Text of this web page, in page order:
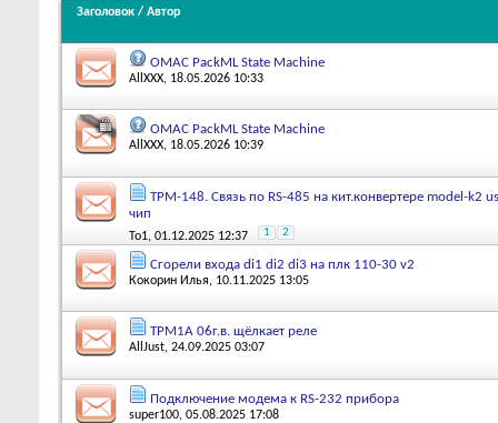
Заголовок / Автор
OMAC PackML State Machine
AllXXX, 18.05.2026 10:33
OMAC PackML State Machine
AllXXX, 18.05.2026 10:39
ТРМ-148. Связь по RS-485 на кит.конвертере model-k2
чип
To1, 01.12.2025 12:37 1 2
Сгорели входа di1 di2 di3 на плк 110-30 v2
Кокорин Илья, 10.11.2025 13:05
ТРМ1А 06г.в. щёлкает реле
AllJust, 24.09.2025 03:07
Подключение модема к RS-232 прибора
super100, 05.08.2025 17:08